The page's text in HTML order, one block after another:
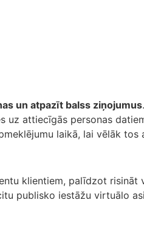
un atpazīt balss ziņojumus
attiecīgās personas
laikā, lai vēlāk
klientiem, palīdzot
publisko iestāžu virtuālo